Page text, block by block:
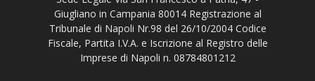
Giugliano in Campania 80014 Registrazione al
Tribunale di Napoli Nr.98 del 26/10/2004 Codice
Fiscale, Partita I.V.A. e Iscrizione al Registro delle
Imprese di Napoli n. 08784801212